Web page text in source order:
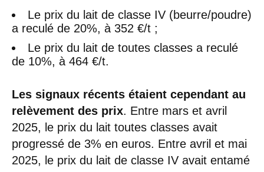
Le prix du lait de classe IV (beurre/poudre)
a reculé de 20%, à 352 €/t ;
Le prix du lait de toutes classes a reculé
de 10%, à 464 €/t.
Les signaux récents étaient cependant au
relèvement des prix. Entre mars et avril
2025, le prix du lait toutes classes avait
progressé de 3% en euros. Entre avril et mai
2025, le prix du lait de classe IV avait entamé